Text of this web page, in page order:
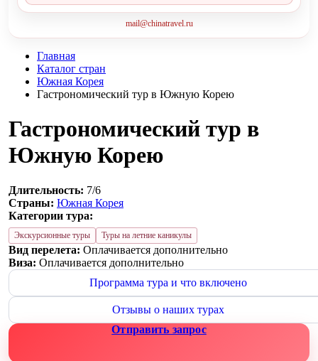
mail@chinatravel.ru
Главная
Каталог стран
Южная Корея
Гастрономический тур в Южную Корею
Гастрономический тур в
Южную Корею
Длительность: 7/6
Страны: Южная Корея
Категории тура:
Экскурсионные туры Туры на летние каникулы
Вид перелета: Оплачивается дополнительно
Виза: Оплачивается дополнительно
Программа тура и что включено
Отзывы о наших турах
Отправить запрос